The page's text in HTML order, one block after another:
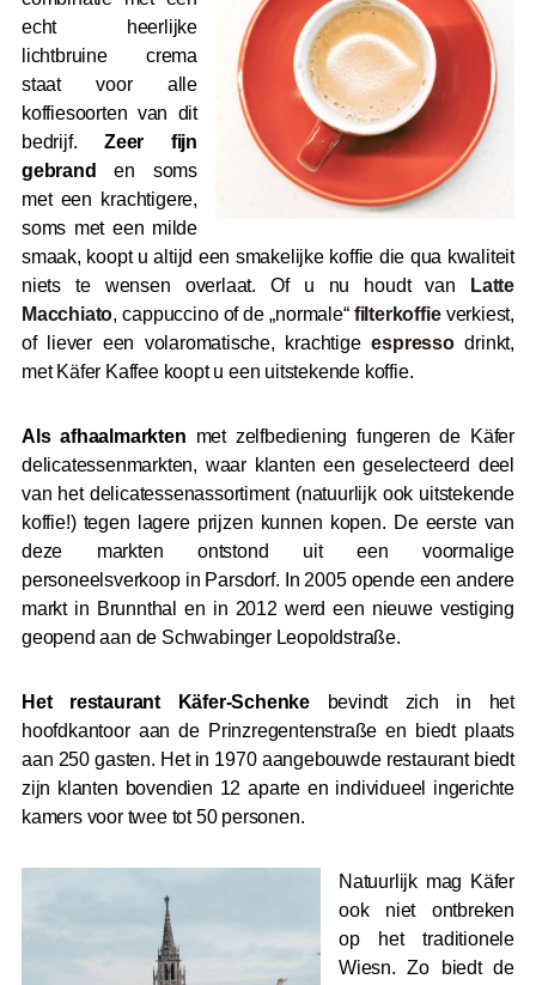
echt heerlijke
lichtbruine crema
staat voor alle
koffiesoorten van dit
bedrijf. Zeer fijn
gebrand
en soms
met een krachtigere,
soms met een milde
smaak, koopt u altijd een smakelijke koffie die qua kwaliteit
niets te wensen overlaat. Of u nu houdt van
Latte
Macchiato, cappuccino of de „normale“ filterkoffieverkiest,
of liever een volaromatische, krachtigeespressodrinkt,
met Käfer Kaffee koopt u een uitstekende koffie.
Als afhaalmarkten met zelfbediening fungeren de Käfer
delicatessenmarkten, waar klanten een geselecteerd deel
van het delicatessenassortiment (natuurlijk ook uitstekende
koffie!) tegen lagere prijzen kunnen kopen. De eerste van
deze markten ontstond uit een voormalige
personeelsverkoop in Parsdorf. In 2005 opende een andere
markt in Brunnthal en in 2012 werd een nieuwe vestiging
geopend aan de Schwabinger Leopoldstraße.
Het restaurant Käfer-Schenkebevindt zich in het
hoofdkantoor aan de Prinzregentenstraße en biedt plaats
aan 250 gasten. Het in 1970 aangebouwde restaurant biedt
zijn klanten bovendien 12 aparte en individueel ingerichte
kamers voor twee tot 50 personen.
Natuurlijk mag Käfer
ook niet ontbreken
op het traditionele
Wiesn. Zo biedt de